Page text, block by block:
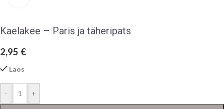
Kaelakee – Paris ja täheripats
2,95 €
Laos
- +